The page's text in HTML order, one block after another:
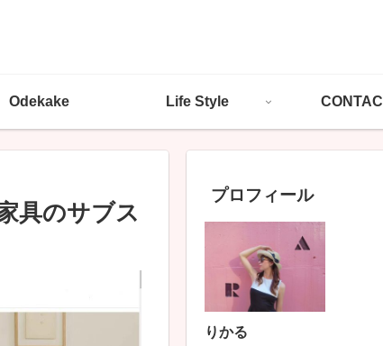
Odekake Life Style
具のサブス
プロフィール
りかる